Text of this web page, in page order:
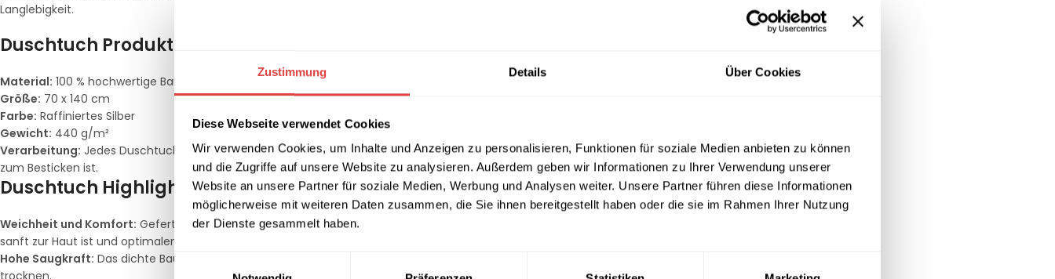
Zustimmung Details Über Cookies
Diese Webseite verwendet Cookies
Wir verwenden Cookies, um Inhalte und Anzeigen zu personalisieren, Funktionen für soziale Medien anbieten zu können
und die Zugriffe auf unsere Website zu analysieren. Außerdem geben wir Informationen zu Ihrer Verwendung unserer
Website an unsere Partner für soziale Medien, Werbung und Analysen weiter. Unsere Partner führen diese Informationen
möglicherweise mit weiteren Daten zusammen, die Sie ihnen bereitgestellt haben oder die sie im Rahmen Ihrer Nutzung
der Dienste gesammelt haben.
Einwilligungsauswahl
Langlebigkeit.
Duschtuch Produktmerkmale:
Material: 100 % hochwertige Baumwolle
Größe: 70 x 140 cm
Farbe: Raffiniertes Silber
Gewicht: 440 g/m²
Verarbeitung: Jedes Duschtuch ist sorgfältig 4-seitig gesäumt und verfügt über eine elegante, ca. 12 cm breite, kurzflorige Bordüre, die ideal
zum Besticken ist.
Duschtuch Highlights:
Weichheit und Komfort: Gefertigt aus 100 % reiner Baumwolle, bietet jedes Handtuch eine außergewöhnlich weiche, flauschige Textur, die
sanft zur Haut ist und optimalen Komfort gewährleistet.
Hohe Saugkraft: Das dichte Baumwollmaterial ermöglicht es dem Duschtuch, große Mengen Wasser effizient aufzunehmen und schnell zu
trocknen.
Kollektion ansehen